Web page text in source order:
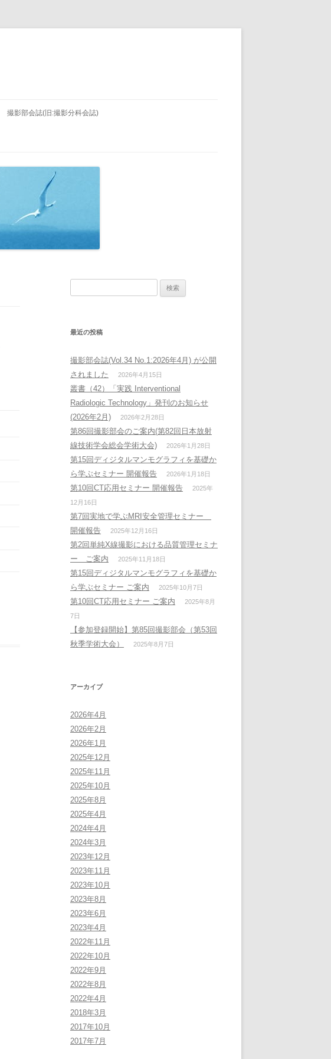
撮影部会誌(旧:撮影分科会誌)
最近の投稿
撮影部会誌(Vol.34 No.1:2026年4月) が公開
されました
2026年4月15日
叢書（42）「実践 Interventional
Radiologic Technology」発刊のお知らせ
(2026年2月)
2026年2月28日
第86回撮影部会のご案内(第82回日本放射
線技術学会総会学術大会)
2026年1月28日
第15回ディジタルマンモグラフィを基礎か
ら学ぶセミナー 開催報告
2026年1月18日
第10回CT応用セミナー 開催報告
2025年
12月16日
第7回実地で学ぶMRI安全管理セミナー
開催報告
2025年12月16日
第2回単純X線撮影における品質管理セミナ
ー ご案内
2025年11月18日
第15回ディジタルマンモグラフィを基礎か
ら学ぶセミナー ご案内
2025年10月7日
第10回CT応用セミナー ご案内
2025年8月
7日
【参加登録開始】第85回撮影部会（第53回
秋季学術大会）
2025年8月7日
アーカイブ
2026年4月
2026年2月
2026年1月
2025年12月
2025年11月
2025年10月
2025年8月
2025年4月
2024年4月
2024年3月
2023年12月
2023年11月
2023年10月
2023年8月
2023年6月
2023年4月
2022年11月
2022年10月
2022年9月
2022年8月
2022年4月
2018年3月
2017年10月
2017年7月